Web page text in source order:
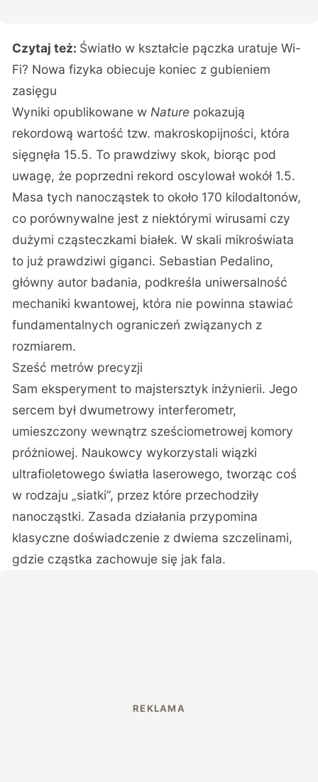
Czytaj też: Światło w kształcie pączka uratuje Wi-
Fi? Nowa fizyka obiecuje koniec z gubieniem
zasięgu
Wyniki opublikowane w Nature pokazują
rekordową wartość tzw. makroskopijności, która
sięgnęła 15.5. To prawdziwy skok, biorąc pod
uwagę, że poprzedni rekord oscylował wokół 1.5.
Masa tych nanocząstek to około 170 kilodaltonów,
co porównywalne jest z niektórymi wirusami czy
dużymi cząsteczkami białek. W skali mikroświata
to już prawdziwi giganci. Sebastian Pedalino,
główny autor badania, podkreśla uniwersalność
mechaniki kwantowej, która nie powinna stawiać
fundamentalnych ograniczeń związanych z
rozmiarem.
Sześć metrów precyzji
Sam eksperyment to majstersztyk inżynierii. Jego
sercem był dwumetrowy interferometr,
umieszczony wewnątrz sześciometrowej komory
próżniowej. Naukowcy wykorzystali wiązki
ultrafioletowego światła laserowego, tworząc coś
w rodzaju „siatki”, przez które przechodziły
nanocząstki. Zasada działania przypomina
klasyczne doświadczenie z dwiema szczelinami,
gdzie cząstka zachowuje się jak fala.